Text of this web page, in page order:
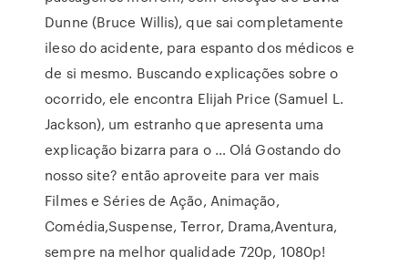
Dunne (Bruce Willis), que sai completamente
ileso do acidente, para espanto dos médicos e
de si mesmo. Buscando explicações sobre o
ocorrido, ele encontra Elijah Price (Samuel L.
Jackson), um estranho que apresenta uma
explicação bizarra para o … Olá Gostando do
nosso site? então aproveite para ver mais
Filmes e Séries de Ação, Animação,
Comédia,Suspense, Terror, Drama,Aventura,
sempre na melhor qualidade 720p, 1080p!